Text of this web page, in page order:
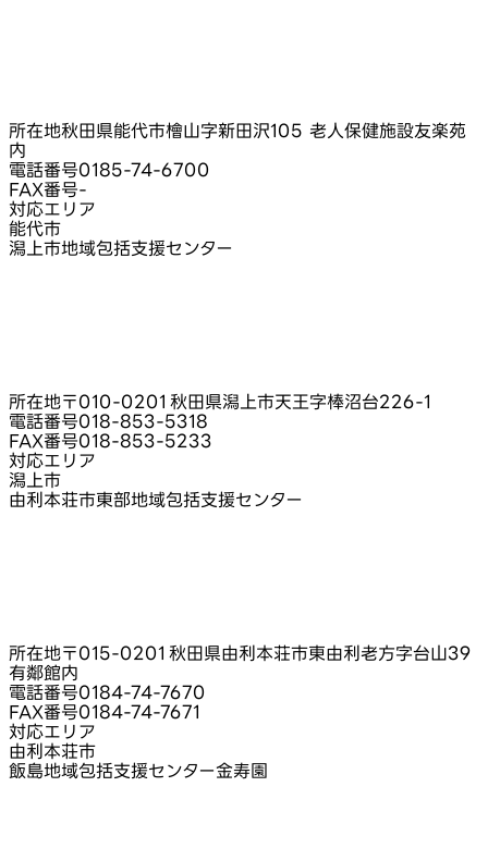
所在地秋田県能代市檜山字新田沢105 老人保健施設友楽苑
内
電話番号0185-74-6700
FAX番号-
対応エリア
能代市
潟上市地域包括支援センター
所在地〒010-0201 秋田県潟上市天王字棒沼台226‑1
電話番号018-853-5318
FAX番号018-853-5233
対応エリア
潟上市
由利本荘市東部地域包括支援センター
所在地〒015-0201 秋田県由利本荘市東由利老方字台山39
有鄰館内
電話番号0184-74-7670
FAX番号0184-74-7671
対応エリア
由利本荘市
飯島地域包括支援センター金寿園